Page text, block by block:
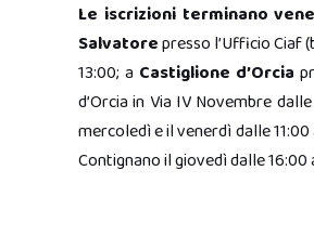
Le iscrizioni terminano
Salvatorepresso l’Ufficio Ciaf
13:00; a Castiglione d’Orcia
d’Orcia in Via IV Novembre
mercoledì e il venerdì dalle 11:00
Contignano il giovedì dalle